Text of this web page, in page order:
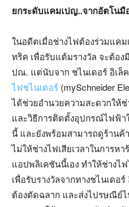
ยกระดับแคมเปญ..จากอัตโน
ในอดีตเมื่อช่างไฟต้องร่วมแค
ทริค เพื่อรับแต้มรางวัล จะต้อ
ปณ. แต่นับจาก ชไนเดอร์ อิเล็
ไฟชไนเดอร์ (mySchneider
ได้ช่วยอำนวยความสะดวกให้ช่
และวิธีการติดตั้งอุปกรณ์ไฟฟ้
นี้ และยังพร้อมสามารถดูร้านค้
ไม่ให้ช่างไฟเสียเวลาในการห
แอปพลิเคชันนี้เอง ทำให้ช่างไ
เพื่อรับรางวัลจากทางชไนเดอ
ต้องตัดฉลาก และส่งไปรษณีย์